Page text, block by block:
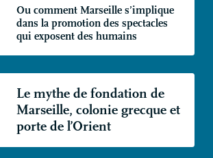
Ou comment Marseille s’implique
dans la promotion des spectacles
qui exposent des humains
Le mythe de fondation de
Marseille, colonie grecque et
porte de l’Orient